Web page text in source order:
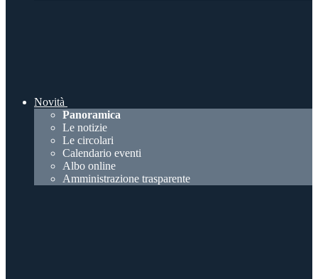
Novità
Panoramica
Le notizie
Le circolari
Calendario eventi
Albo online
Amministrazione trasparente